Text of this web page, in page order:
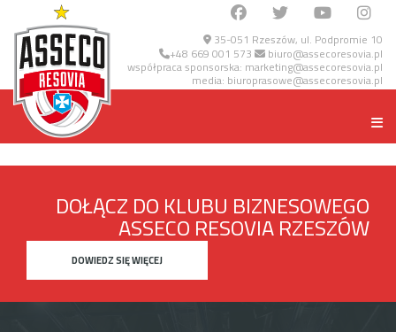
35-051 Rzeszów, ul. Podpromie 10
+48 669 001 573 biuro@assecoresovia.pl
współpraca sponsorska: marketing@assecoresovia.pl
media: biuroprasowe@assecoresovia.pl
DOŁĄCZ DO KLUBU BIZNESOWEGO
ASSECO RESOVIA RZESZÓW
DOWIEDZ SIĘ WIĘCEJ